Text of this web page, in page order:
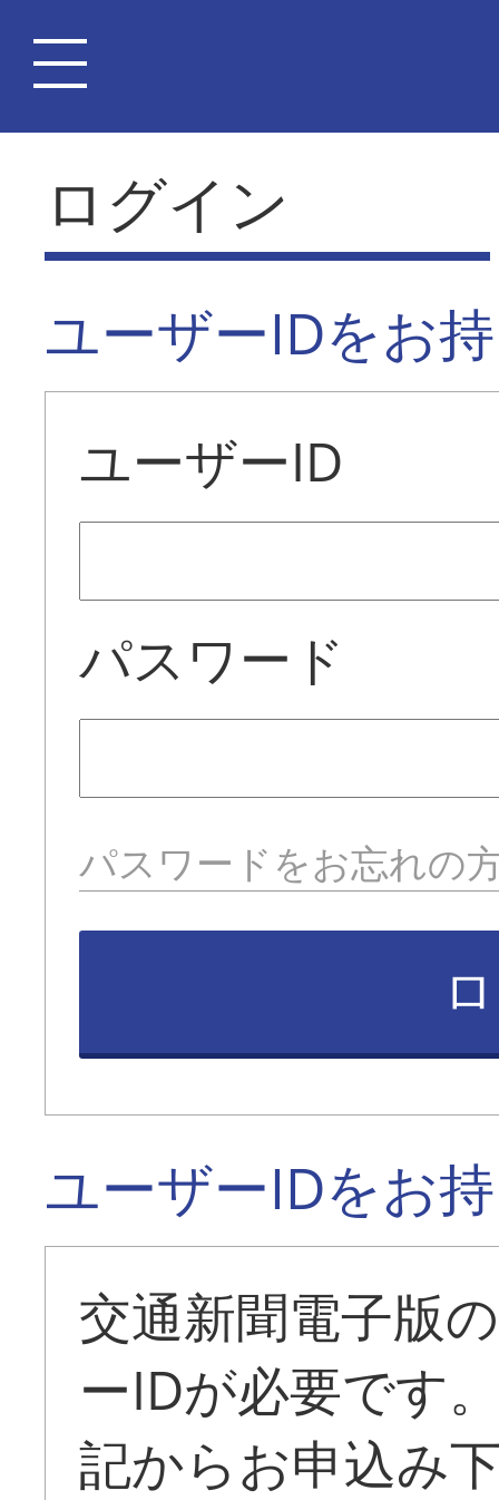
ログイン
ユーザーIDをお
ユーザーID
パスワード
パスワードをお忘れの
ユーザーIDをお
交通新聞電子版
ーIDが必要です
記からお申込み